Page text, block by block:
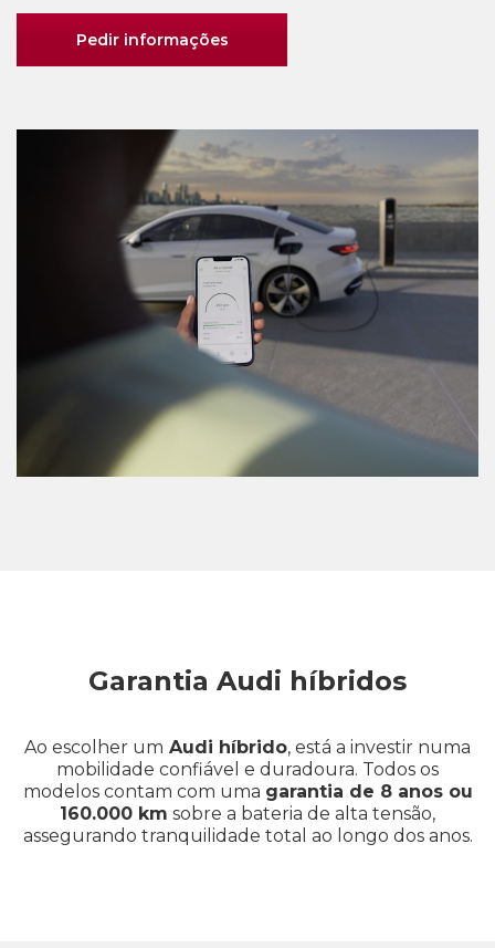
Pedir informações
Garantia Audi híbridos
Ao escolher um Audi híbrido, está a investir numa
mobilidade confiável e duradoura. Todos os
modelos contam com uma garantia de 8 anos ou
160.000 km sobre a bateria de alta tensão,
assegurando tranquilidade total ao longo dos anos.